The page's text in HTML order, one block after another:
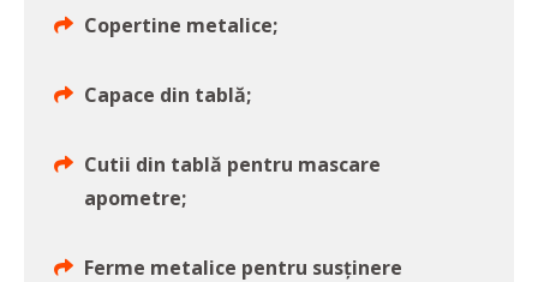
Copertine metalice;
Capace din tablă;
Cutii din tablă pentru mascare
apometre;
Ferme metalice pentru susținere